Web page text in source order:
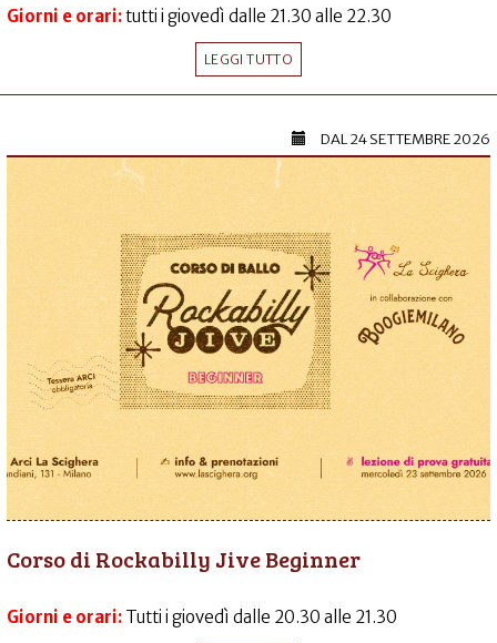
Giorni e orari:tutti i giovedì dalle 21.30 alle 22.30
LEGGI TUTTO
DAL24 SETTEMBRE 2026
Corso di Rockabilly Jive Beginner
Giorni e orari: Tutti i giovedì dalle 20.30 alle 21.30